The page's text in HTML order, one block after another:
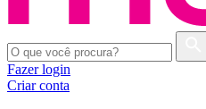
Fazer login
Criar conta